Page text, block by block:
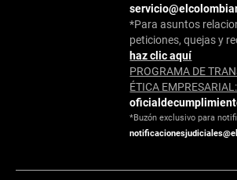
*Para asuntos
peticiones, quejas y
haz clic aquí
PROGRAMA DE
ÉTICA EMPRESARIAL:
*Buzón exclusivo para